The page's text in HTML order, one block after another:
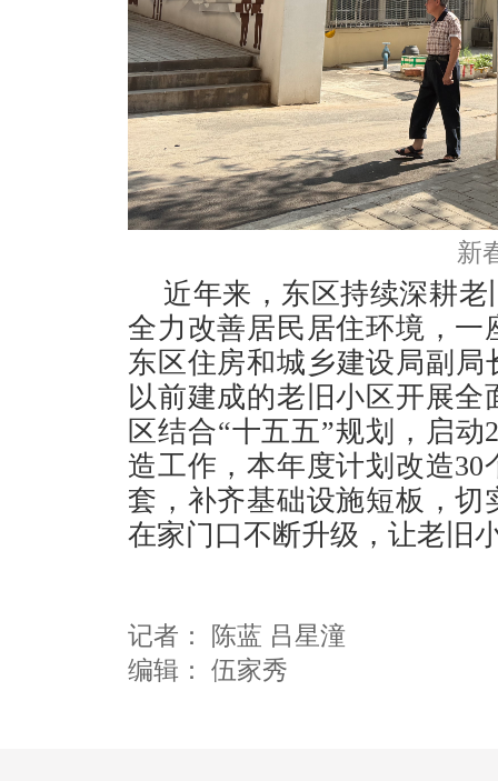
新
近年来，东区持续深耕
全力改善居民居住环境，
东区住房和城乡建设局副局
以前建成的老旧小区开展
区结合“十五五”规划，启动
造工作，本年度计划改造
套，补齐基础设施短板，
在家门口不断升级，让老旧
记者：
陈蓝 吕星潼
编辑： 伍家秀